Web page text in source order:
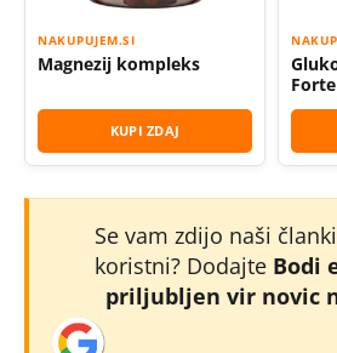
NAKUPUJEM.SI
Magnezij kompleks
KUPI ZDAJ
Forte
Se vam zdijo naši
koristni? Dodajte Bodi
priljubljen vir novic